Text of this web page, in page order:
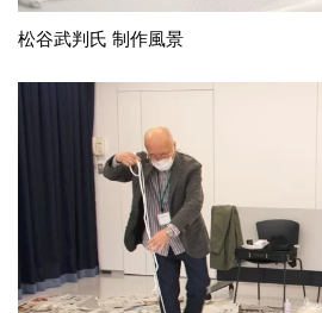
松谷武判氏 制作風景